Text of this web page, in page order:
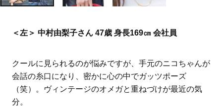
＜左＞ 中村由梨子さん 47歳 身長169㎝ 会社員
クールに見られるのが悩みですが、手元のニコちゃんが
会話の糸口になり、密かに心の中でガッツポーズ
（笑）。ヴィンテージのオメガと重ねづけが最近の気
分。